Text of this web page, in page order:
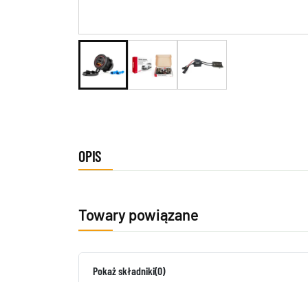
OPIS
Towary powiązane
Pokaż składniki(0)